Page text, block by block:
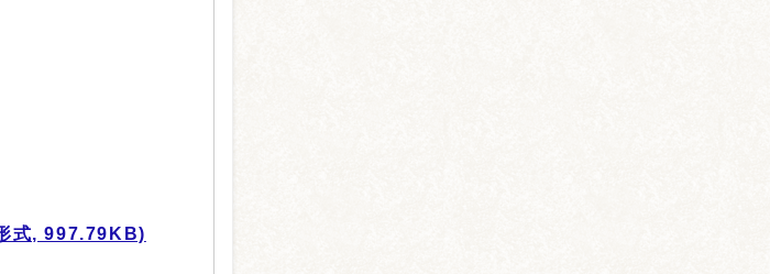
式, 997.79KB)